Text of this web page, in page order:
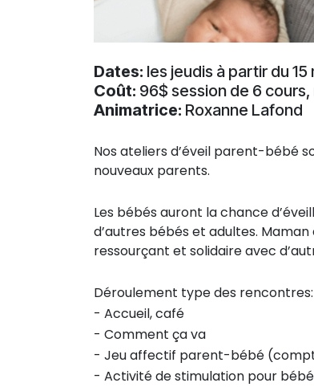
Dates: les jeudis à partir du
Coût: 96$ session de 6
Animatrice: Roxanne Lafond
Nos ateliers d’éveil parent-bébé
nouveaux parents.
Les bébés auront la chance
d’autres bébés et adultes.
ressourçant et solidaire avec
Déroulement type des rencontres:
- Accueil, café
- Comment ça va
- Jeu affectif parent-bébé
- Activité de stimulation pour